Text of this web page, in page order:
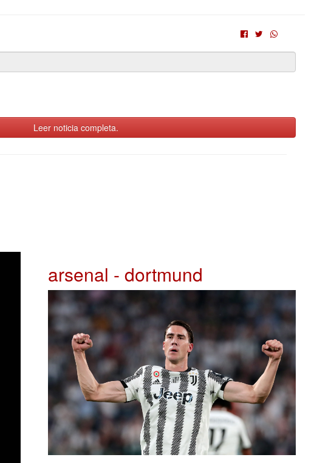
Leer noticia completa.
arsenal - dortmund